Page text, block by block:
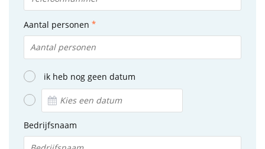
Aantal personen
ik heb nog geen datum
Bedrijfsnaam